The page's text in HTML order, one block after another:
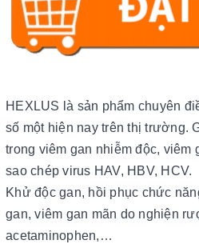
HEXLUS là sản phẩm chuyên
số một hiện nay trên thị trường.
trong viêm gan nhiễm độc,
sao chép virus HAV, HBV, HCV.
Khử độc gan, hồi phục chức
gan, viêm gan mãn do nghiện
acetaminophen,…